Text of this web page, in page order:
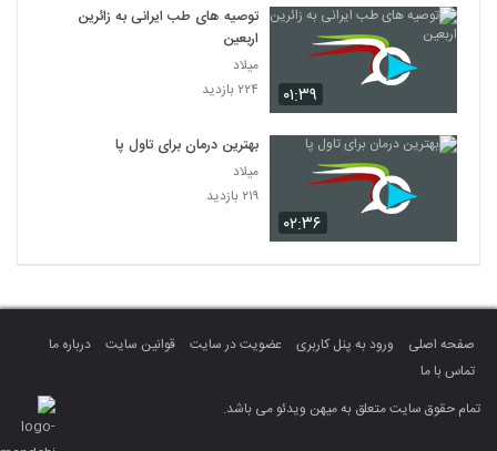
۰۱:۳۹
توصیه های طب ایرانی به زائرین
اربعین
میلاد
۲۲۴ بازدید
۰۲:۳۶
بهترین درمان برای تاول پا
میلاد
۲۱۹ بازدید
صفحه اصلی ورود به پنل کاربری عضویت در سایت قوانین سایت
درباره ما
تماس با ما
تمام حقوق سایت متعلق به میهن ویدئو می باشد.